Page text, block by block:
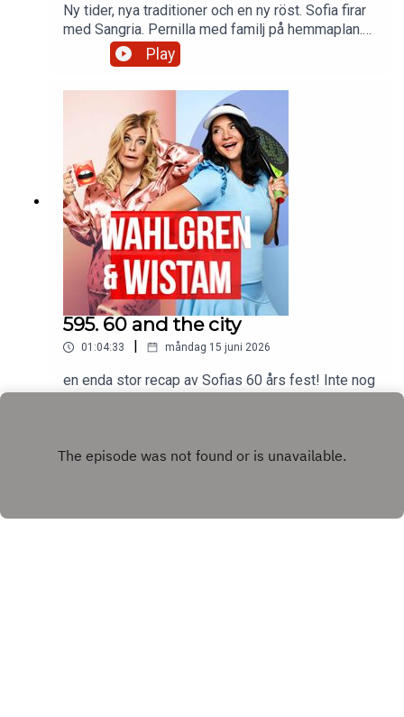
Ny tider, nya traditioner och en ny röst. Sofia firar
med Sangria. Pernilla med familj på hemmaplan.
Hot Girl VM-sommar får sin förklaring. Och vi ger
våra bästa råd till unga hungriga. Glad
midsommar!
Play
595. 60 and the city
01:04:33 | måndag 15 juni 2026
en enda stor recap av Sofias 60 års fest! Inte nog